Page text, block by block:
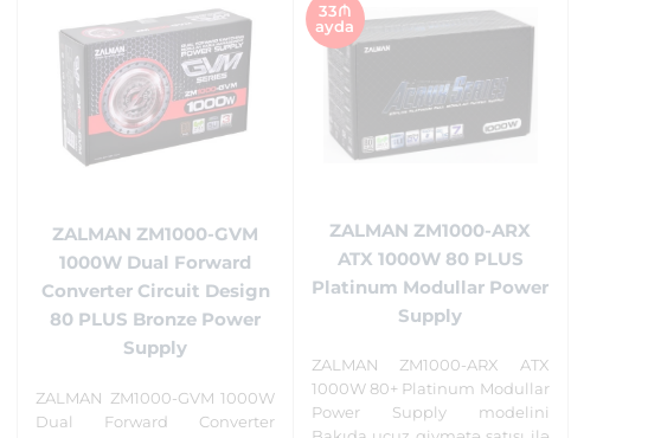
ZALMAN ZM1000-GVM
1000W Dual Forward
Converter Circuit Design
80 PLUS Bronze Power
Supply
ZALMAN ZM1000-GVM 1000W
Dual Forward Converter
33₼
ayda
ZALMAN ZM1000-ARX
ATX 1000W 80 PLUS
Platinum Modullar Power
Supply
ZALMAN ZM1000-ARX ATX
1000W 80+ Platinum Modullar
Power Supply modelini